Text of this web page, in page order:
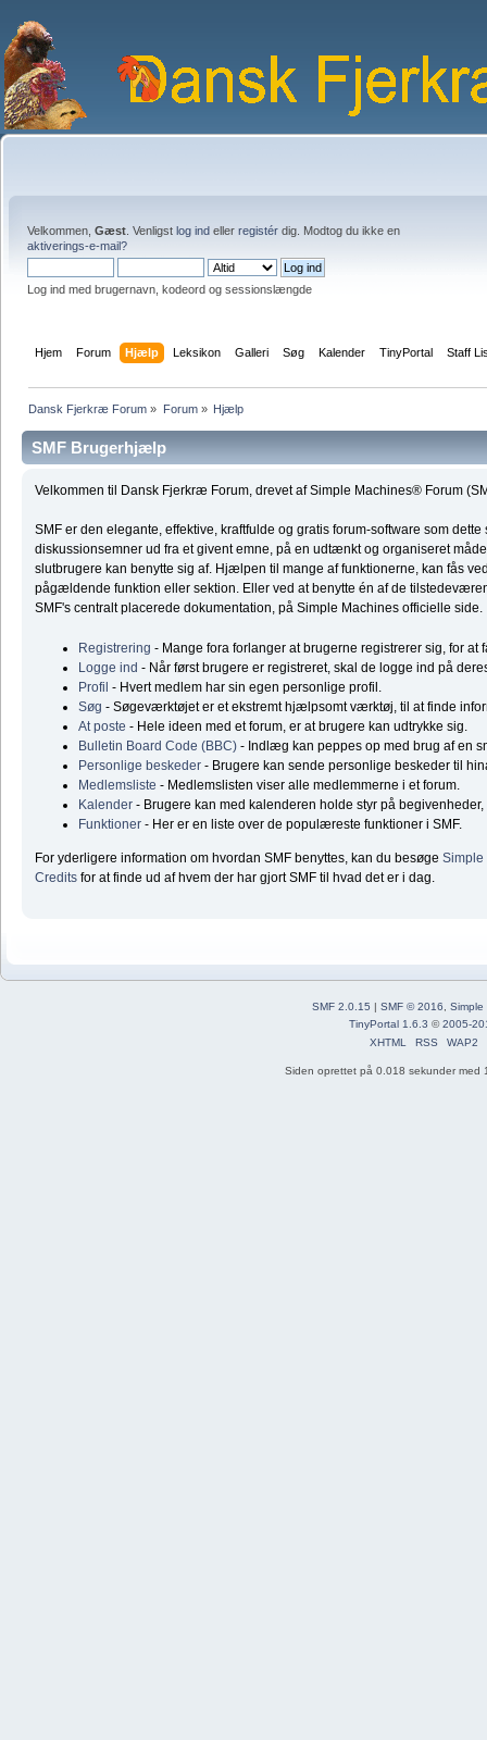
Velkommen, Gæst . Venligst log ind eller registér dig. Modtog du ikke en
aktiverings-e-mail?
Log ind med brugernavn, kodeord og sessionslængde
Hjem Forum Hjælp Leksikon Galleri Søg Kalender TinyPortal Staff
Dansk Fjerkræ Forum » Forum» Hjælp
SMF Brugerhjælp
Velkommen til Dansk Fjerkræ Forum, drevet af Simple Machines® Forum
SMF er den elegante, effektive, kraftfulde og gratis forum-software som
diskussionsemner ud fra et givent emne, på en udtænkt og organiseret
slutbrugere kan benytte sig af. Hjælpen til mange af funktionerne, kan fås
pågældende funktion eller sektion. Eller ved at benytte én af de
SMF's centralt placerede dokumentation, på Simple Machines officielle side.
Registrering - Mange fora forlanger at brugerne registrerer sig, for at
Logge ind - Når først brugere er registreret, skal de logge ind på
Profil - Hvert medlem har sin egen personlige profil.
Søg - Søgeværktøjet er et ekstremt hjælpsomt værktøj, til at finde
At poste - Hele ideen med et forum, er at brugere kan udtrykke sig.
Bulletin Board Code (BBC) - Indlæg kan peppes op med brug af en
Personlige beskeder - Brugere kan sende personlige beskeder til
Medlemsliste - Medlemslisten viser alle medlemmerne i et forum.
Kalender - Brugere kan med kalenderen holde styr på
Funktioner - Her er en liste over de populæreste funktioner i SMF.
For yderligere information om hvordan SMF benyttes, kan du besøgeSimple
Credits for at finde ud af hvem der har gjort SMF til hvad det er i dag.
SMF 2.0.15 | SMF © 2016, Simple
TinyPortal 1.6.3 ©2005-
XHTML
RSS WAP2
Siden oprettet på 0.018 sekunder med